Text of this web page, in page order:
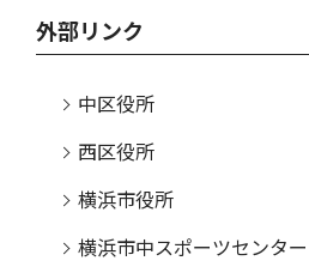
外部リンク
中区役所
西区役所
横浜市役所
横浜市中スポーツセンター